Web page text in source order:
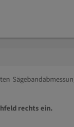
rechts ein.